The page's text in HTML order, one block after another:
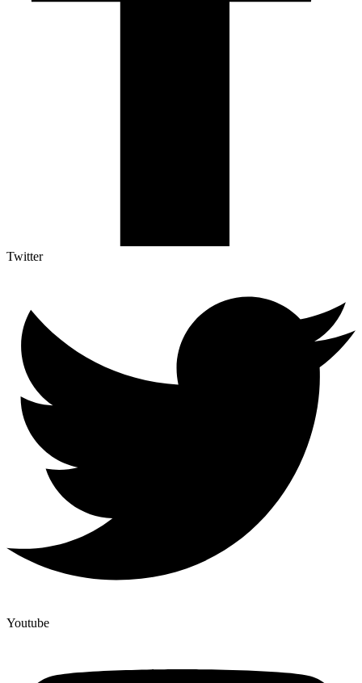
Twitter
Youtube